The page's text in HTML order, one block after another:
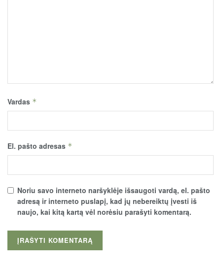
Vardas *
El. pašto adresas *
Noriu savo interneto naršyklėje išsaugoti vardą, el. pašto
adresą ir interneto puslapį, kad jų nebereiktų įvesti iš
naujo, kai kitą kartą vėl norėsiu parašyti komentarą.